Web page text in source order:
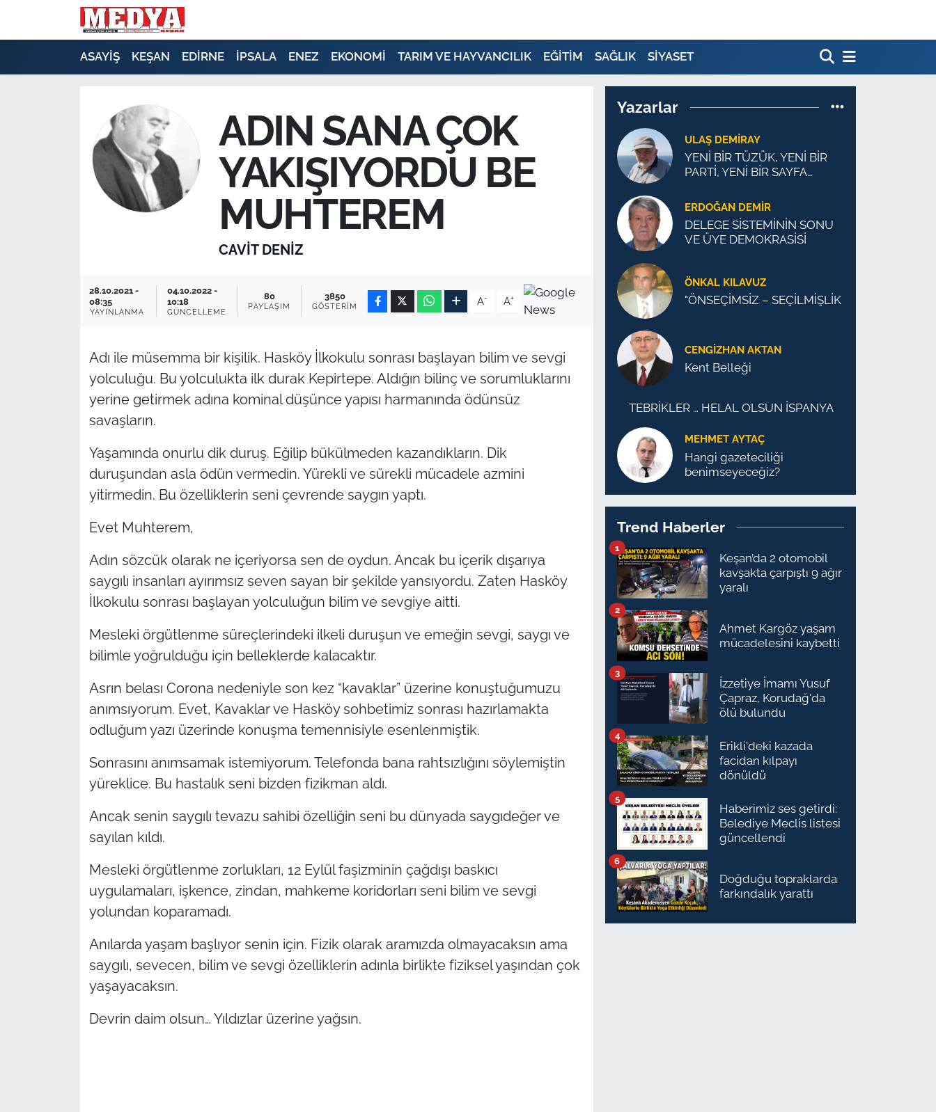
ASAYİŞ KEŞAN EDİRNE İPSALA ENEZ EKONOMİ TARIM VE HAYVANCILIK EĞİTİM SAĞLIK SİYASET
ADIN SANA ÇOK
YAKIŞIYORDU BE
MUHTEREM
CAVİT DENİZ
28.10.2021 -
08:35
YAYINLANMA
04.10.2022 -
10:18
GÜNCELLEME
80
PAYLAŞIM
3850
GÖSTERIM A- A+
Adı ile müsemma bir kişilik. Hasköy İlkokulu sonrası başlayan bilim ve sevgi
yolculuğu. Bu yolculukta ilk durak Kepirtepe. Aldığın bilinç ve sorumluklarını
yerine getirmek adına kominal düşünce yapısı harmanında ödünsüz
savaşların.
Yaşamında onurlu dik duruş. Eğilip bükülmeden kazandıkların. Dik
duruşundan asla ödün vermedin. Yürekli ve sürekli mücadele azmini
yitirmedin. Bu özelliklerin seni çevrende saygın yaptı.
Evet Muhterem,
Adın sözcük olarak ne içeriyorsa sen de oydun. Ancak bu içerik dışarıya
saygılı insanları ayırımsız seven sayan bir şekilde yansıyordu. Zaten Hasköy
İlkokulu sonrası başlayan yolculuğun bilim ve sevgiye aitti.
Mesleki örgütlenme süreçlerindeki ilkeli duruşun ve emeğin sevgi, saygı ve
bilimle yoğrulduğu için belleklerde kalacaktır.
Asrın belası Corona nedeniyle son kez “kavaklar” üzerine konuştuğumuzu
anımsıyorum. Evet, Kavaklar ve Hasköy sohbetimiz sonrası hazırlamakta
odluğum yazı üzerinde konuşma temennisiyle esenlenmiştik.
Sonrasını anımsamak istemiyorum. Telefonda bana rahtsızlığını söylemiştin
yüreklice. Bu hastalık seni bizden fizikman aldı.
Ancak senin saygılı tevazu sahibi özelliğin seni bu dünyada saygıdeğer ve
sayılan kıldı.
Mesleki örgütlenme zorlukları, 12 Eylül faşizminin çağdışı baskıcı
uygulamaları, işkence, zindan, mahkeme koridorları seni bilim ve sevgi
yolundan koparamadı.
Anılarda yaşam başlıyor senin için. Fizik olarak aramızda olmayacaksın ama
saygılı, sevecen, bilim ve sevgi özelliklerin adınla birlikte fiziksel yaşından çok
yaşayacaksın.
Devrin daim olsun… Yıldızlar üzerine yağsın.
Yazarlar
ULAŞ DEMİRAY
YENİ BİR TÜZÜK, YENİ BİR
PARTİ, YENİ BİR SAYFA
ERDOĞAN DEMIR
DELEGE SİSTEMİNİN SONU
VE ÜYE DEMOKRASİSİ
ÖNKAL KILAVUZ
"ÖNSEÇİMSİZ – SEÇİLMİŞLİK
CENGİZHAN AKTAN
Kent Belleği
TEBRİKLER … HELAL OLSUN İSPANYA
MEHMET AYTAÇ
Hangi gazeteciliği
benimseyeceğiz?
Trend Haberler
Keşan’da 2 otomobil
kavşakta çarpıştı 9 ağır
yaralı
1
Ahmet Kargöz yaşam
mücadelesini kaybetti
2
İzzetiye İmamı Yusuf
Çapraz, Korudağ'da
ölü bulundu
3
Erikli'deki kazada
facidan kılpayı
dönüldü
4
Haberimiz ses getirdi:
Belediye Meclis listesi
güncellendi
5
Doğduğu topraklarda
farkındalık yarattı
6
KÜLTÜR SANAT
RESMİ İLAN
KIRKLARELİ
Flaş Haber
Dış Haberler
İş Dünyası
Bilim Teknoloji
English News